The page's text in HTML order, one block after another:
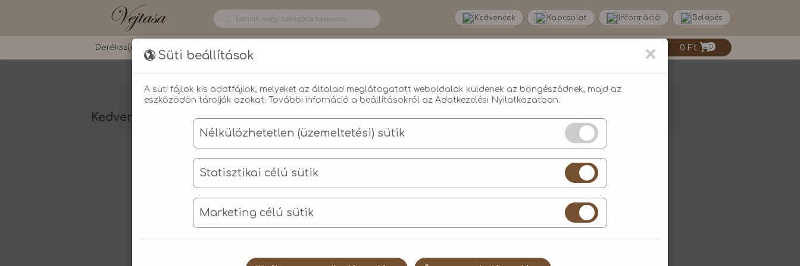
/home/vejtasa/public_html/kedvenceim.phpon line 23 Belépés
Információ
Kapcsolat
Kedvencek
Derékszíjak 0 Ft 0
Kedvenceim
×
Süti beállítások
A süti fájlok kis adatfájlok, melyeket az általad meglátogatott weboldalak küldenek az böngésződnek, majd az
eszközödön tárolják azokat. További infornáció a beállításokról az Adatkezelési Nyilatkozatban.
Nélkülözhetetlen (üzemeltetési) sütik
Statisztikai célú sütik
Marketing célú sütik